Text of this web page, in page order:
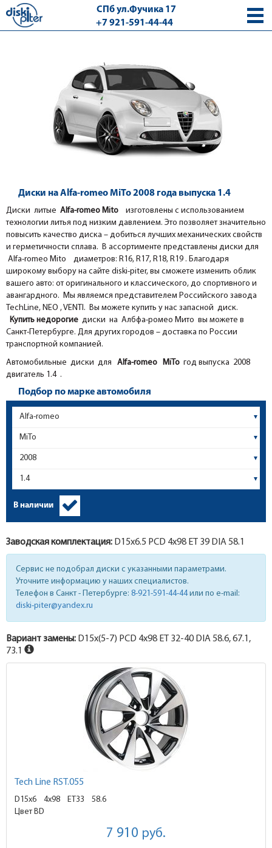
СПб ул.Фучика 17
+7 921-591-44-44
Диски на Alfa-romeo MiTo 2008 года выпуска 1.4
Диски литые Alfa-romeo Mito изготовлены с использованием
технологии литья под низким давлением. Это позволяет значительно
повысить качество диска – добиться лучших механических свойств
и герметичности сплава. В ассортименте представлены диски для
Alfa-romeo Mito диаметров: R16, R17, R18, R19 . Благодаря
широкому выбору на сайте diski-piter, вы сможете изменить облик
вашего авто: от оригинального и классического, до спортивного и
авангардного. Мы являемся представителем Российского завода
TechLine, NEO , VENTI. Вы можете купить у нас запасной диск.
Купить недорогие диски на Албфа-ромео Мито вы можете в
Санкт-Петербурге. Для других городов – доставка по России
транспортной компанией.
Автомобильные диски для
Alfa-romeo MiTo год выпуска 2008
двигатель 1.4 .
Подбор по марке автомобиля
В наличии
Заводская комплектация: D15x6.5 PCD 4x98 ET 39 DIA 58.1
Сервис не подобрал диски с указанными параметрами.
Уточните информацию у наших специалистов.
Телефон в Санкт - Петербурге: 8-921-591-44-44или по e-mail:
diski-piter@yandex.ru
Вариант замены: D15x(5-7) PCD 4x98 ET 32-40 DIA 58.6, 67.1,
73.1
Tech Line RST.055
D15x6 4x98 ET33
58.6
Цвет BD
7 910 руб.